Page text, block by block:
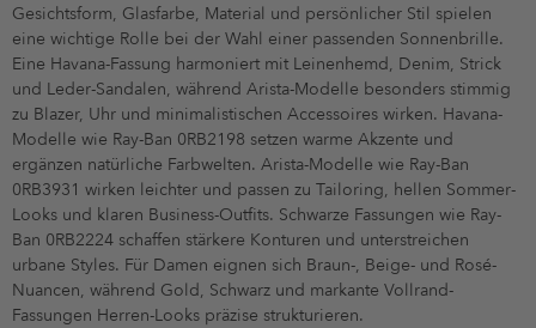
Gesichtsform, Glasfarbe, Material und persönlicher Stil spielen
eine wichtige Rolle bei der Wahl einer passenden Sonnenbrille.
Eine Havana-Fassung harmoniert mit Leinenhemd, Denim, Strick
und Leder-Sandalen, während Arista-Modelle besonders stimmig
zu Blazer, Uhr und minimalistischen Accessoires wirken. Havana-
Modelle wie Ray-Ban 0RB2198 setzen warme Akzente und
ergänzen natürliche Farbwelten. Arista-Modelle wie Ray-Ban
0RB3931 wirken leichter und passen zu Tailoring, hellen Sommer-
Looks und klaren Business-Outfits. Schwarze Fassungen wie Ray-
Ban 0RB2224 schaffen stärkere Konturen und unterstreichen
urbane Styles. Für Damen eignen sich Braun-, Beige- und Rosé-
Nuancen, während Gold, Schwarz und markante Vollrand-
Fassungen Herren-Looks präzise strukturieren.